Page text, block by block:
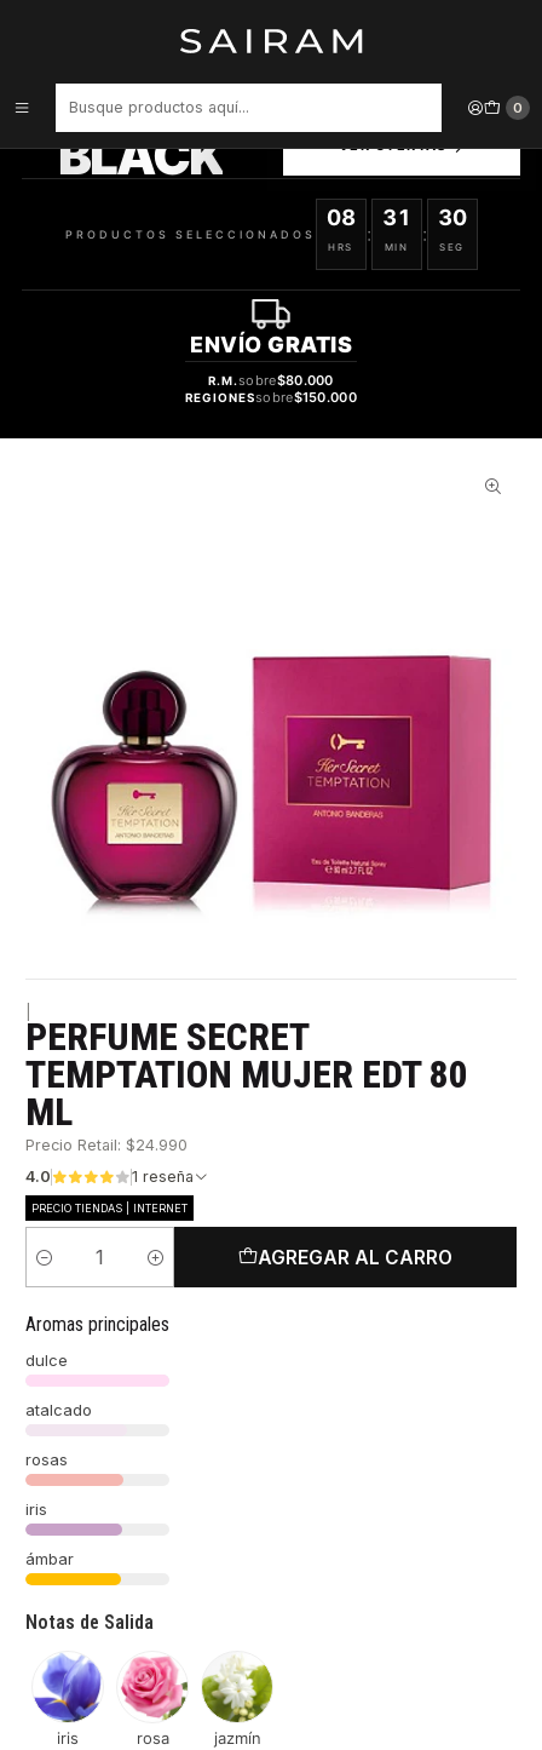
0
Perfume Secret Temptation Mujer Edt 80 ml
BLACK
SELECCIONADOS
PRODUCTOS SELECCIONADOS
08
HRS
:
31
MIN
:
29
SEG
ENVÍO GRATIS
R.M.sobre$80.000
REGIONESsobre$150.000
PERFUME SECRET
TEMPTATION MUJER EDT 80
ML
Precio Retail: $24.990
4.0
1 reseña
PRECIO TIENDAS | INTERNET
Cantidad
AGREGAR AL CARRO
Aromas principales
dulce
atalcado
rosas
iris
ámbar
Notas de Salida
iris rosa jazmín